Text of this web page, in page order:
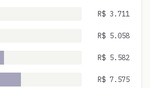
R$ 3.711
R$ 5.058
R$ 5.582
R$ 7.575